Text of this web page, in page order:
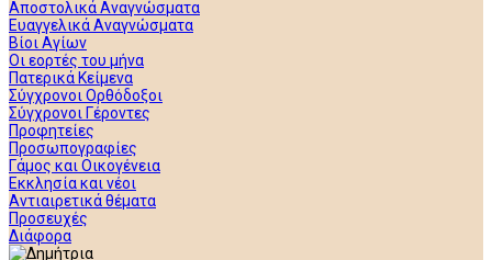
Αποστολικά Αναγνώσματα
Ευαγγελικά Αναγνώσματα
Βίοι Αγίων
Οι εορτές του μήνα
Πατερικά Κείμενα
Σύγχρονοι Ορθόδοξοι
Σύγχρονοι Γέροντες
Προφητείες
Προσωπογραφίες
Γάμος και Οικογένεια
Εκκλησία και νέοι
Αντιαιρετικά θέματα
Προσευχές
Διάφορα